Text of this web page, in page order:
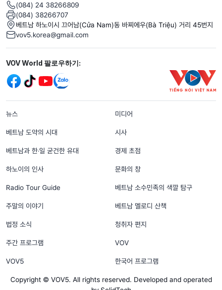
(084) 24 38266809
(084) 38266707
베트남 하노이시 끄어남(Cửa Nam)동 바찌에우(Bà Triệu) 거리 45번지
vov5.korea@gmail.com
Mạng xã hội
VOV World 팔로우하기:
menu footer tiếng Hàn
뉴스 미디어
베트남 도약의 시대 시사
베트남과 한‧일 굳건한 유대 경제 초점
하노이의 인사 문화의 창
Radio Tour Guide 베트남 소수민족의 색깔 탐구
주말의 이야기 베트남 멜로디 산책
법정 소식 청취자 편지
주간 프로그램 VOV
VOV5 한국어 프로그램
Copyright © VOV5. All rights reserved. Developed and operated